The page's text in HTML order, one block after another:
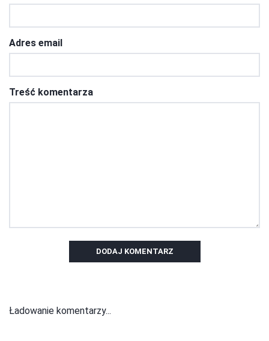
Adres email
Treść komentarza
DODAJ KOMENTARZ
Ładowanie komentarzy...